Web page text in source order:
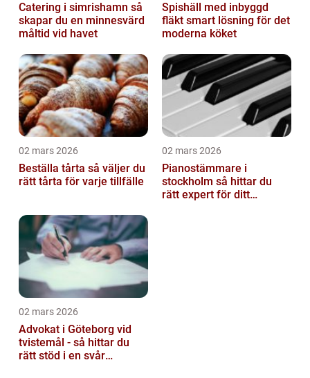
Catering i simrishamn så
skapar du en minnesvärd
måltid vid havet
Spishäll med inbyggd
fläkt smart lösning för det
moderna köket
02 mars 2026
Beställa tårta så väljer du
rätt tårta för varje tillfälle
02 mars 2026
Pianostämmare i
stockholm så hittar du
rätt expert för ditt
02 mars 2026
Advokat i Göteborg vid
tvistemål - så hittar du
rätt stöd i en svår